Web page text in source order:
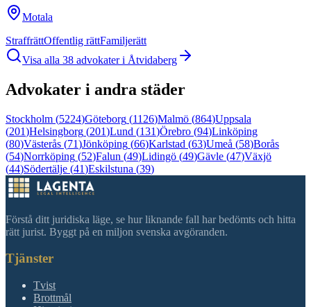
Motala
StraffrättOffentlig rättFamiljerätt
Visa alla 38 advokater i Åtvidaberg
Advokater i andra städer
Stockholm (5224)Göteborg (1126)Malmö (864)Uppsala
(201)Helsingborg (201)Lund (131)Örebro (94)Linköping
(80)Västerås (71)Jönköping (66)Karlstad (63)Umeå (58)Borås
(54)Norrköping (52)Falun (49)Lidingö (49)Gävle (47)Växjö
(44)Södertälje (41)Eskilstuna (39)
Förstå ditt juridiska läge, se hur liknande fall har bedömts och hitta
rätt jurist. Byggt på en miljon svenska avgöranden.
Tjänster
Tvist
Brottmål